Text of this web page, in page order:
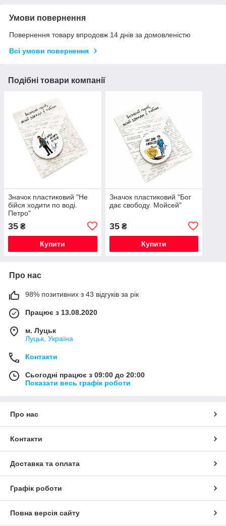
Умови повернення
Повернення товару впродовж 14 днів за домовленістю
Всі умови повернення
Подібні товари компанії
Значок пластиковий "Не
бійся ходити по воді.
Петро"
35 ₴
Купити
Значок пластиковий "Бог
дає свободу. Мойсей"
35₴
Купити
Про нас
98% позитивних з 43 відгуків за рік
Працює з 13.08.2020
м. Луцьк
Луцьк, Україна
Контакти
Сьогодні працює з 09:00 до 20:00
Показати весь графік роботи
Про нас
Контакти
Доставка та оплата
Графік роботи
Повна версія сайту